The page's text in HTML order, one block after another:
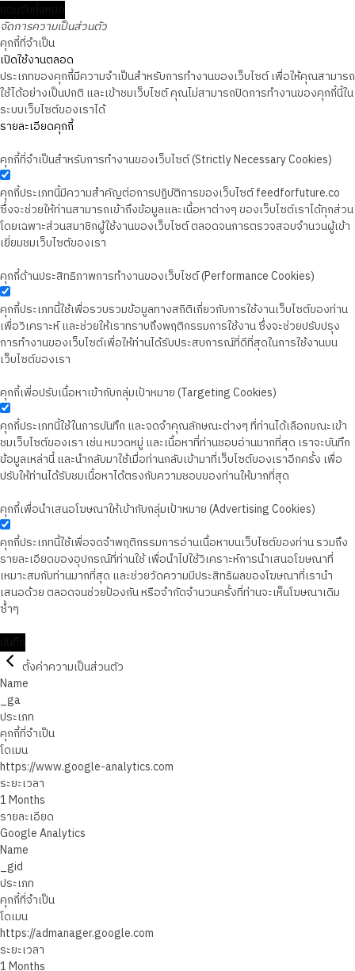
จัดการความเป็นส่วนตัว
คุกกี้ที่จำเป็น
เปิดใช้งานตลอด
ประเภทของคุกกี้มีความจำเป็นสำหรับการทำงานของเว็บไซต์ เพื่อให้คุณสามารถ
ใช้ได้อย่างเป็นปกติ และเข้าชมเว็บไซต์ คุณไม่สามารถปิดการทำงานของคุกกี้นี้ใน
ระบบเว็บไซต์ของเราได้
รายละเอียดคุกกี้
คุกกี้ที่จำเป็นสำหรับการทำงานของเว็บไซต์ (Strictly Necessary Cookies)
คุกกี้ประเภทนี้มีความสำคัญต่อการปฏิบัติการของเว็บไซต์ feedforfuture.co
ซึ่งจะช่วยให้ท่านสามารถเข้าถึงข้อมูลและเนื้อหาต่างๆ ของเว็บไซต์เราได้ทุกส่วน
โดยเฉพาะส่วนสมาชิกผู้ใช้งานของเว็บไซต์ ตลอดจนการตรวจสอบจำนวนผู้เข้า
เยี่ยมชมเว็บไซต์ของเรา
คุกกี้ด้านประสิทธิภาพการทำงานของเว็บไซต์ (Performance Cookies)
คุกกี้ประเภทนี้ใช้เพื่อรวบรวมข้อมูลทางสถิติเกี่ยวกับการใช้งานเว็บไซต์ของท่าน
เพื่อวิเคราะห์ และช่วยให้เราทราบถึงพฤติกรรมการใช้งาน ซึ่งจะช่วยปรับปรุง
การทำงานของเว็บไซต์เพื่อให้ท่านได้รับประสบการณ์ที่ดีที่สุดในการใช้งานบน
เว็บไซต์ของเรา
คุกกี้เพื่อปรับเนื้อหาเข้ากับกลุ่มเป้าหมาย (Targeting Cookies)
คุกกี้ประเภทนี้ใช้ในการบันทึก และจดจำคุณลักษณะต่างๆ ที่ท่านได้เลือกขณะเข้า
ชมเว็บไซต์ของเรา เช่น หมวดหมู่ และเนื้อหาที่ท่านชอบอ่านมากที่สุด เราจะบันทึก
ข้อมูลเหล่านี้ และนำกลับมาใช้เมื่อท่านกลับเข้ามาที่เว็บไซต์ของเราอีกครั้ง เพื่อ
ปรับให้ท่านได้รับชมเนื้อหาได้ตรงกับความชอบของท่านให้มากที่สุด
คุกกี้เพื่อนำเสนอโฆษณาให้เข้ากับกลุ่มเป้าหมาย (Advertising Cookies)
คุกกี้ประเภทนี้ใช้เพื่อจดจำพฤติกรรมการอ่านเนื้อหาบนเว็บไซต์ของท่าน รวมถึง
รายละเอียดของอุปกรณ์ที่ท่านใช้ เพื่อนำไปใช้วิเคราะห์การนำเสนอโฆษณาที่
เหมาะสมกับท่านมากที่สุด และช่วยวัดความมีประสิทธิผลของโฆษณาที่เรานำ
เสนอด้วย ตลอดจนช่วยป้องกัน หรือจำกัดจำนวนครั้งที่ท่านจะเห็นโฆษณาเดิม
ซ้ำๆ
ตั้งค่าความเป็นส่วนตัว
Name
_ga
ประเภท
คุกกี้ที่จำเป็น
โดเมน
https://www.google-analytics.com
ระยะเวลา
1 Months
รายละเอียด
Google Analytics
Name
_gid
ประเภท
คุกกี้ที่จำเป็น
โดเมน
https://admanager.google.com
ระยะเวลา
1 Months